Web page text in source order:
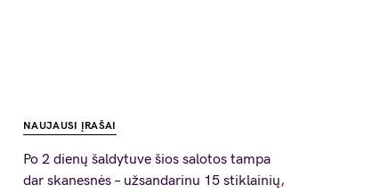
NAUJAUSI ĮRAŠAI
Po 2 dienų šaldytuve šios salotos tampa
dar skanesnės – užsandarinu 15 stiklainių,